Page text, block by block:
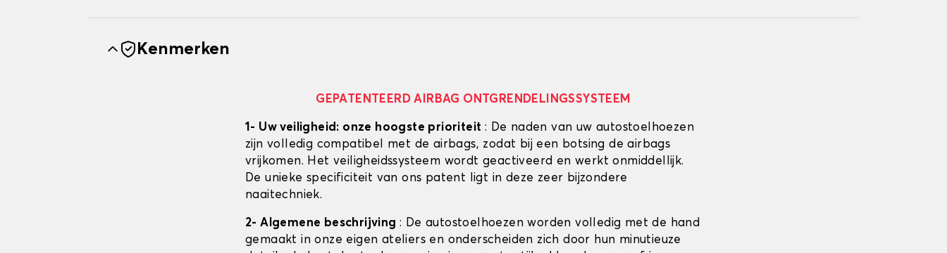
Kenmerken
GEPATENTEERD AIRBAG ONTGRENDELINGSSYSTEEM
1- Uw veiligheid: onze hoogste prioriteit : De naden van uw autostoelhoezen
zijn volledig compatibel met de airbags, zodat bij een botsing de airbags
vrijkomen. Het veiligheidssysteem wordt geactiveerd en werkt onmiddellijk.
De unieke specificiteit van ons patent ligt in deze zeer bijzondere
naaitechniek.
2- Algemene beschrijving : De autostoelhoezen worden volledig met de hand
gemaakt in onze eigen ateliers en onderscheiden zich door hun minutieuze